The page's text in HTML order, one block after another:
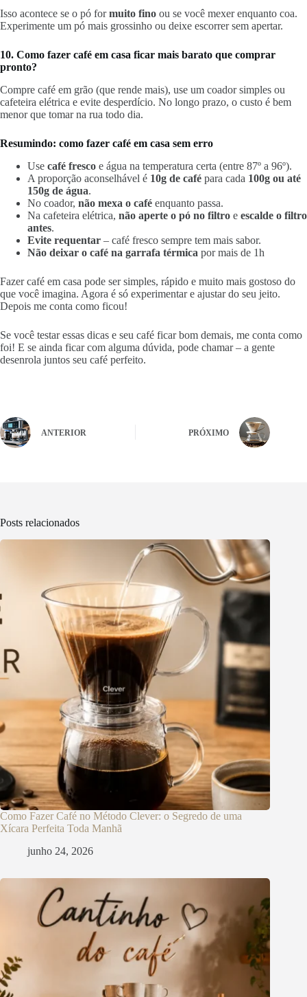
Isso acontece se o pó formuito fino ou se você mexer enquanto coa.
Experimente um pó mais grossinho ou deixe escorrer sem apertar.
10. Como fazer café em casa ficar mais barato que comprar
pronto?
Compre café em grão (que rende mais), use um coador simples ou
cafeteira elétrica e evite desperdício. No longo prazo, o custo é bem
menor que tomar na rua todo dia.
Resumindo: como fazer café em casa sem erro
Use café fresco e água na temperatura certa (entre 87º a 96º).
A proporção aconselhável é 10g de café para cada 100g ou até
150g de água.
No coador, não mexa o café enquanto passa.
Na cafeteira elétrica, não aperte o pó no filtro e escalde o filtro
antes.
Evite requentar – café fresco sempre tem mais sabor.
Não deixar o café na garrafa térmica por mais de 1h
Fazer café em casa pode ser simples, rápido e muito mais gostoso do
que você imagina. Agora é só experimentar e ajustar do seu jeito.
Depois me conta como ficou!
Se você testar essas dicas e seu café ficar bom demais, me conta como
foi! E se ainda ficar com alguma dúvida, pode chamar – a gente
desenrola juntos seu café perfeito.
ANTERIOR PRÓXIMO
Posts relacionados
Como Fazer Café no Método Clever: o Segredo de uma
Xícara Perfeita Toda Manhã
junho 24, 2026